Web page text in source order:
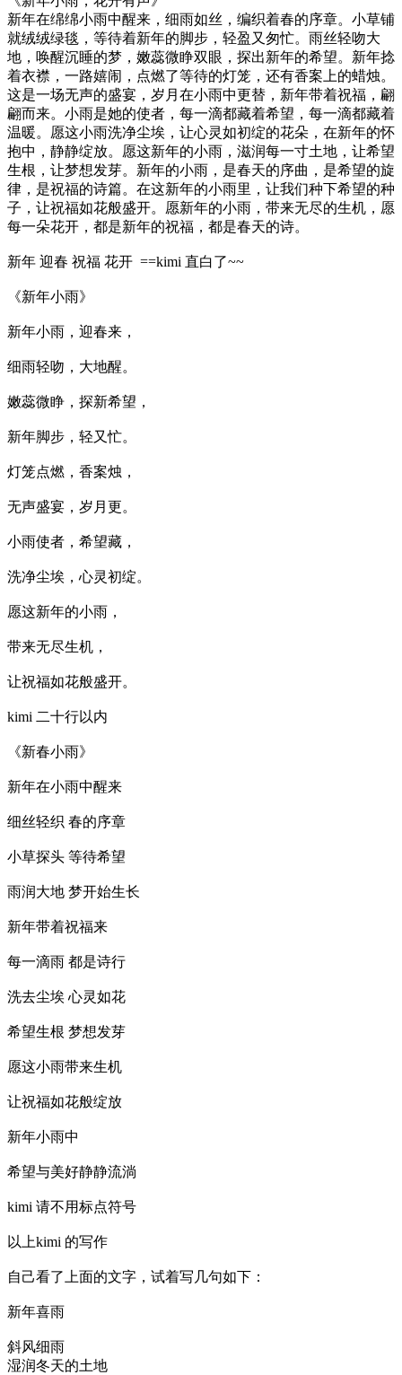
新年在绵绵小雨中醒来，细雨如丝，编织着春的序章。小草铺
就绒绒绿毯，等待着新年的脚步，轻盈又匆忙。雨丝轻吻大
地，唤醒沉睡的梦，嫩蕊微睁双眼，探出新年的希望。新年捻
着衣襟，一路嬉闹，点燃了等待的灯笼，还有香案上的蜡烛。
这是一场无声的盛宴，岁月在小雨中更替，新年带着祝福，翩
翩而来。小雨是她的使者，每一滴都藏着希望，每一滴都藏着
温暖。愿这小雨洗净尘埃，让心灵如初绽的花朵，在新年的怀
抱中，静静绽放。愿这新年的小雨，滋润每一寸土地，让希望
生根，让梦想发芽。新年的小雨，是春天的序曲，是希望的旋
律，是祝福的诗篇。在这新年的小雨里，让我们种下希望的种
子，让祝福如花般盛开。愿新年的小雨，带来无尽的生机，愿
每一朵花开，都是新年的祝福，都是春天的诗。
新年 迎春 祝福 花开 ==kimi 直白了~~
《新年小雨》
新年小雨，迎春来，
细雨轻吻，大地醒。
嫩蕊微睁，探新希望，
新年脚步，轻又忙。
灯笼点燃，香案烛，
无声盛宴，岁月更。
小雨使者，希望藏，
洗净尘埃，心灵初绽。
愿这新年的小雨，
带来无尽生机，
让祝福如花般盛开。
kimi 二十行以内
《新春小雨》
新年在小雨中醒来
细丝轻织 春的序章
小草探头 等待希望
雨润大地 梦开始生长
新年带着祝福来
每一滴雨 都是诗行
洗去尘埃 心灵如花
希望生根 梦想发芽
愿这小雨带来生机
让祝福如花般绽放
新年小雨中
希望与美好静静流淌
kimi 请不用标点符号
以上kimi 的写作
自己看了上面的文字，试着写几句如下：
新年喜雨
斜风细雨
湿润冬天的土地